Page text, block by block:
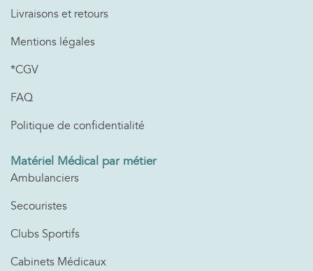
Livraisons et retours
Mentions légales
*CGV
FAQ
Politique de confidentialité
Matériel Médical par métier
Ambulanciers
Secouristes
Clubs Sportifs
Cabinets Médicaux